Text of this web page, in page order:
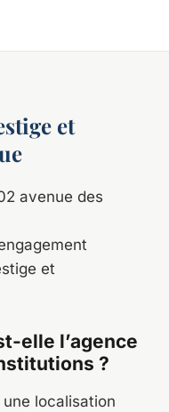
et
avenue des
et
elle l’agence
?
une localisation